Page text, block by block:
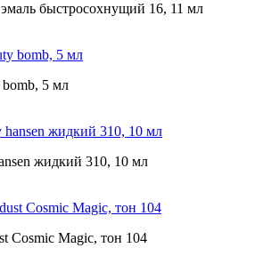
быстросохнущий 16, 11 мл
bomb, 5 мл
жидкий 310, 10 мл
Cosmic Magic, тон 104